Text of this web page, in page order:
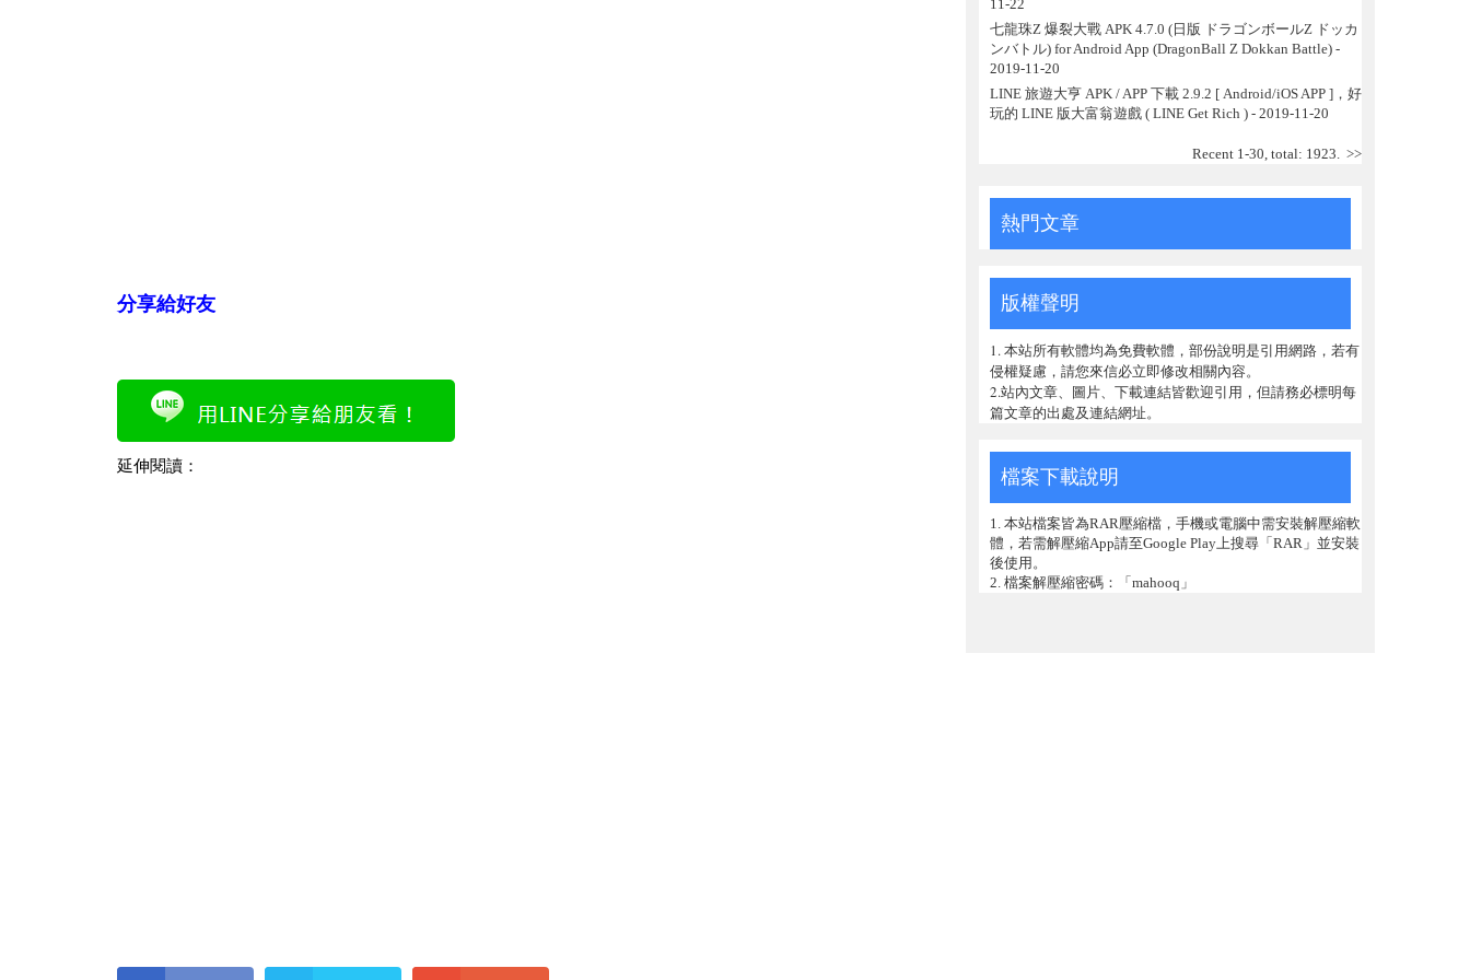
分享給好友
延伸閱讀：
11-22
七龍珠Z 爆裂大戰 APK 4.7.0 (日版 ドラゴンボールZ ドッカ
ンバトル) for Android App (DragonBall Z Dokkan Battle)-
2019-11-20
LINE 旅遊大亨 APK / APP 下載 2.9.2 [ Android/iOS APP ]，好
玩的 LINE 版大富翁遊戲 ( LINE Get Rich )- 2019-11-20
Recent 1-30, total: 1923. >>
熱門文章
版權聲明
1. 本站所有軟體均為免費軟體，部份說明是引用網路，若有
侵權疑慮，請您來信必立即修改相關內容。
2.站內文章、圖片、下載連結皆歡迎引用，但請務必標明每
篇文章的出處及連結網址。
檔案下載說明
1. 本站檔案皆為RAR壓縮檔，手機或電腦中需安裝解壓縮軟
體，若需解壓縮App請至Google Play上搜尋「RAR」並安裝
後使用。
2. 檔案解壓縮密碼：「mahooq」